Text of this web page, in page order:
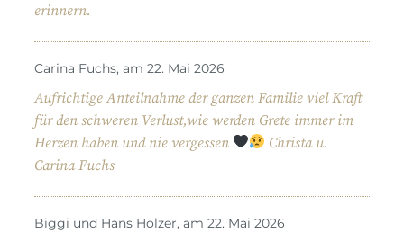
erinnern.
Carina Fuchs, am 22. Mai 2026
Aufrichtige Anteilnahme der ganzen Familie viel Kraft
für den schweren Verlust,wie werden Grete immer im
Herzen haben und nie vergessen
Christa u.
Carina Fuchs
Biggi und Hans Holzer, am 22. Mai 2026